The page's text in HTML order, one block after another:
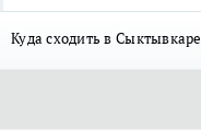
Куда сходить в Сыктывкаре